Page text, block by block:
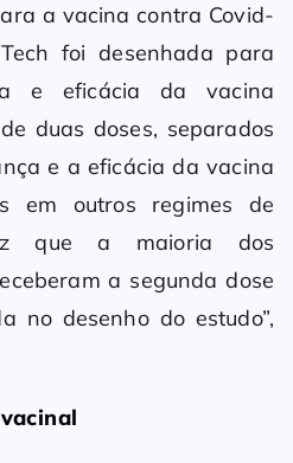
a vacina contra Covid-
foi desenhada para
e eficácia da vacina
duas doses, separados
e a eficácia da vacina
em outros regimes de
que a maioria dos
a segunda dose
no desenho do estudo”,